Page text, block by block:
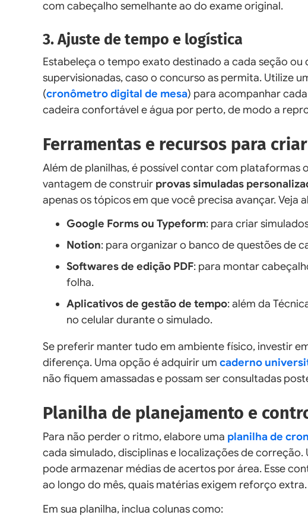
com cabeçalho semelhante ao do exame original.
3. Ajuste de tempo e logística
Estabeleça o tempo exato destinado a cada seção ou
supervisionadas, caso o concurso as permita. Utilize
(cronômetro digital de mesa) para acompanhar
cadeira confortável e água por perto, de modo a
Ferramentas e recursos para
Além de planilhas, é possível contar com
vantagem de construir provas simuladas
apenas os tópicos em que você precisa avançar. Veja
Google Forms ou Typeform: para criar
Notion: para organizar o banco de questões de
Softwares de edição PDF: para montar
folha.
Aplicativos de gestão de tempo: além da
no celular durante o simulado.
Se preferir manter tudo em ambiente físico, investir
diferença. Uma opção é adquirir um caderno
não fiquem amassadas e possam ser consultadas
Planilha de planejamento e
Para não perder o ritmo, elabore uma planilha de
cada simulado, disciplinas e localizações de
pode armazenar médias de acertos por área. Esse
ao longo do mês, quais matérias exigem reforço extra.
Em sua planilha, inclua colunas como: